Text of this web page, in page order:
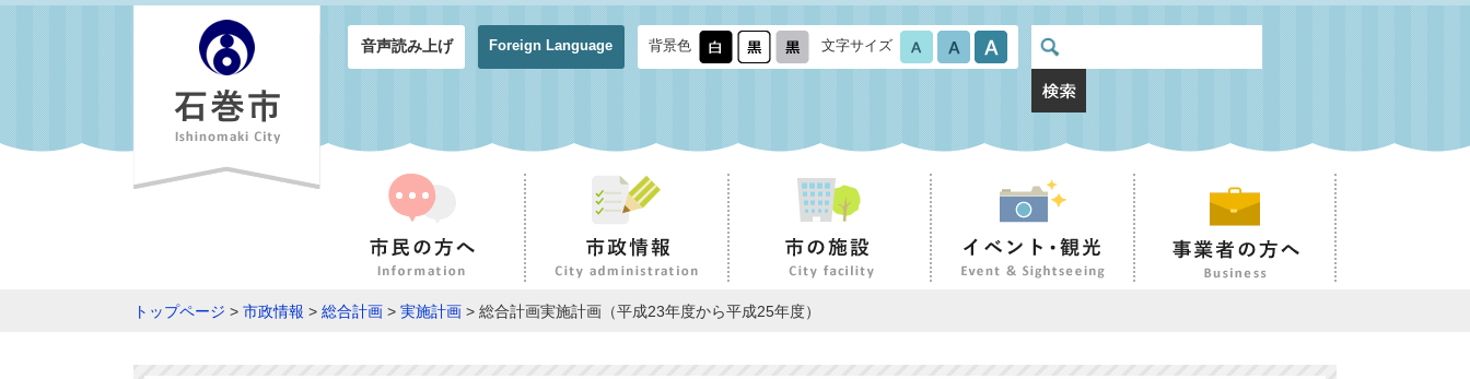
音声読み上げ Foreign Language 背景色 文字サイズ
トップページ > 市政情報 > 総合計画 > 実施計画 > 総合計画実施計画（平成23年度から平成25年度）